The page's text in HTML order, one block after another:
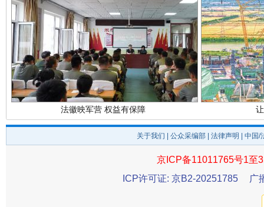
法徽映军营 权益有保障
关于我们 公众采编部 法律声明 | 中国
京ICP备11011765号1至
ICP许可证: 京B2-20251785
广